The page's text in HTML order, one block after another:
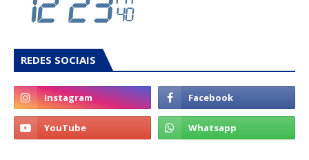
REDES SOCIAIS